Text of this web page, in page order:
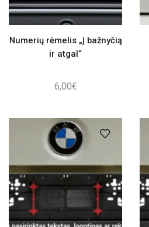
Numerių rėmelis „Į bažnyčią
ir atgal“
6,00€